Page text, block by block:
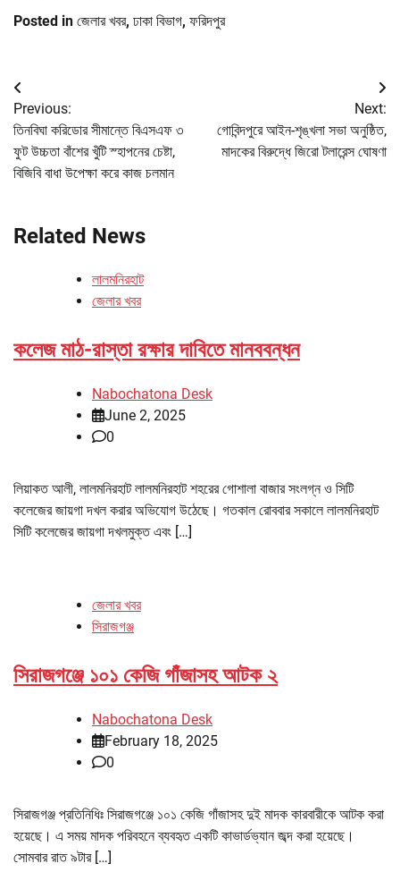
Posted in জেলার খবর, ঢাকা বিভাগ, ফরিদপুর
Post
navigation
Previous:
তিনবিঘা করিডোর সীমান্তে বিএসএফ ৩
ফুট উচ্চতা বাঁশের খুঁটি স্হাপনের চেষ্টা,
বিজিবি বাধা উপেক্ষা করে কাজ চলমান
Next:
গোবিন্দপুরে আইন-শৃঙ্খলা সভা অনুষ্ঠিত,
মাদকের বিরুদ্ধে জিরো টলারেন্স ঘোষণা
Related News
লালমনিরহাট
জেলার খবর
কলেজ মাঠ-রাস্তা রক্ষার দাবিতে মানববন্ধন
Nabochatona Desk
June 2, 2025
0
লিয়াকত আলী, লালমনিরহাট লালমনিরহাট শহরের গোশালা বাজার সংলগ্ন ও সিটি
কলেজের জায়গা দখল করার অভিযোগ উঠেছে। গতকাল রোববার সকালে লালমনিরহাট
সিটি কলেজের জায়গা দখলমুক্ত এবং […]
জেলার খবর
সিরাজগঞ্জ
সিরাজগঞ্জে ১০১ কেজি গাঁজাসহ আটক ২
Nabochatona Desk
February 18, 2025
0
সিরাজগঞ্জ প্রতিনিধিঃ সিরাজগঞ্জে ১০১ কেজি গাঁজাসহ দুই মাদক কারবারীকে আটক করা
হয়েছে। এ সময় মাদক পরিবহনে ব্যবহৃত একটি কাভার্ডভ্যান জব্দ করা হয়েছে।
সোমবার রাত ৯টার […]